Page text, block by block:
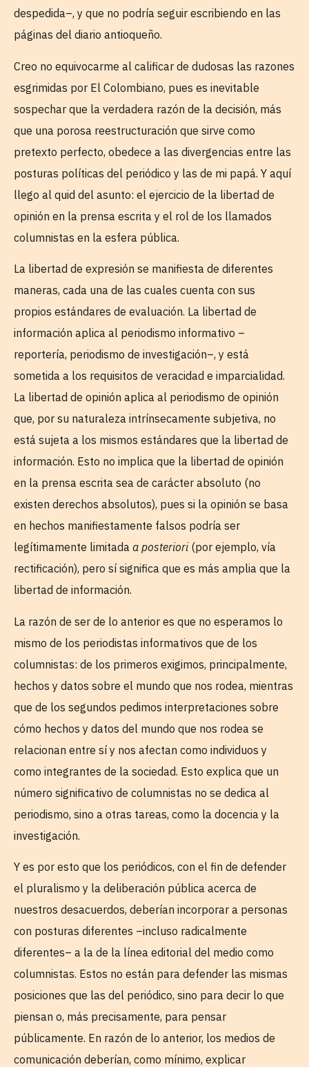
despedida–, y que no podría seguir escribiendo en las
páginas del diario antioqueño.
Creo no equivocarme al calificar de dudosas las razones
esgrimidas por El Colombiano, pues es inevitable
sospechar que la verdadera razón de la decisión, más
que una porosa reestructuración que sirve como
pretexto perfecto, obedece a las divergencias entre las
posturas políticas del periódico y las de mi papá. Y aquí
llego al quid del asunto: el ejercicio de la libertad de
opinión en la prensa escrita y el rol de los llamados
columnistas en la esfera pública.
La libertad de expresión se manifiesta de diferentes
maneras, cada una de las cuales cuenta con sus
propios estándares de evaluación. La libertad de
información aplica al periodismo informativo –
reportería, periodismo de investigación–, y está
sometida a los requisitos de veracidad e imparcialidad.
La libertad de opinión aplica al periodismo de opinión
que, por su naturaleza intrínsecamente subjetiva, no
está sujeta a los mismos estándares que la libertad de
información. Esto no implica que la libertad de opinión
en la prensa escrita sea de carácter absoluto (no
existen derechos absolutos), pues si la opinión se basa
en hechos manifiestamente falsos podría ser
legítimamente limitada a posteriori (por ejemplo, vía
rectificación), pero sí significa que es más amplia que la
libertad de información.
La razón de ser de lo anterior es que no esperamos lo
mismo de los periodistas informativos que de los
columnistas: de los primeros exigimos, principalmente,
hechos y datos sobre el mundo que nos rodea, mientras
que de los segundos pedimos interpretaciones sobre
cómo hechos y datos del mundo que nos rodea se
relacionan entre sí y nos afectan como individuos y
como integrantes de la sociedad. Esto explica que un
número significativo de columnistas no se dedica al
periodismo, sino a otras tareas, como la docencia y la
investigación.
Y es por esto que los periódicos, con el fin de defender
el pluralismo y la deliberación pública acerca de
nuestros desacuerdos, deberían incorporar a personas
con posturas diferentes –incluso radicalmente
diferentes– a la de la línea editorial del medio como
columnistas. Estos no están para defender las mismas
posiciones que las del periódico, sino para decir lo que
piensan o, más precisamente, para pensar
públicamente. En razón de lo anterior, los medios de
comunicación deberían, como mínimo, explicar